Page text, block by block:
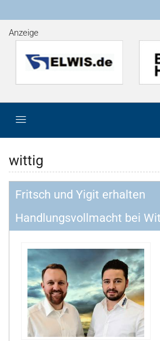
Anzeige
wittig
Fritsch und Yigit erhalten
Handlungsvollmacht bei